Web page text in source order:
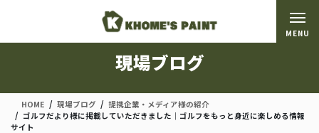
移
ン
現場ブログ
HOME 現場ブログ
提携企業・メディア様の紹介
ゴルフだより様に掲載していただきました｜ゴルフをもっと身近に楽しめる情報
サイト
MENU